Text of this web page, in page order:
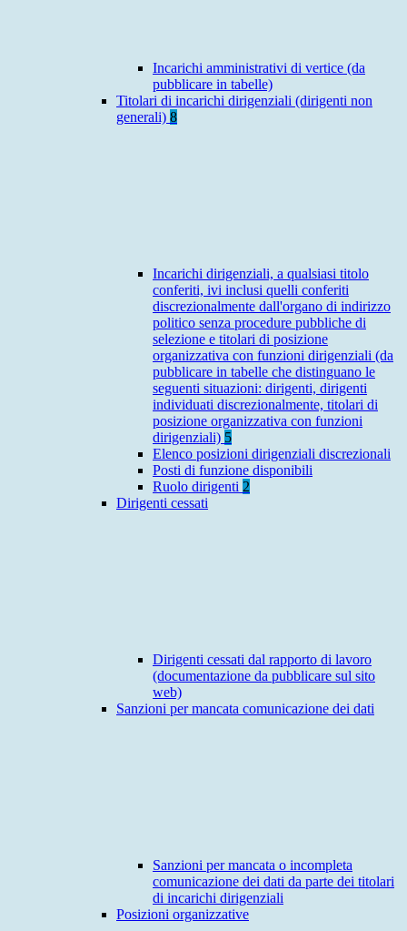
Incarichi amministrativi di vertice (da
pubblicare in tabelle)
Titolari di incarichi dirigenziali (dirigenti non
generali) 8
Incarichi dirigenziali, a qualsiasi titolo
conferiti, ivi inclusi quelli conferiti
discrezionalmente dall'organo di indirizzo
politico senza procedure pubbliche di
selezione e titolari di posizione
organizzativa con funzioni dirigenziali (da
pubblicare in tabelle che distinguano le
seguenti situazioni: dirigenti, dirigenti
individuati discrezionalmente, titolari di
posizione organizzativa con funzioni
dirigenziali) 5
Elenco posizioni dirigenziali discrezionali
Posti di funzione disponibili
Ruolo dirigenti 2
Dirigenti cessati
Dirigenti cessati dal rapporto di lavoro
(documentazione da pubblicare sul sito
web)
Sanzioni per mancata comunicazione dei dati
Sanzioni per mancata o incompleta
comunicazione dei dati da parte dei titolari
di incarichi dirigenziali
Posizioni organizzative